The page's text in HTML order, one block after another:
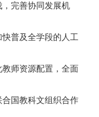
完善协同发展机
普及全学段的人工
师资源配置，全面
国教科文组织合作